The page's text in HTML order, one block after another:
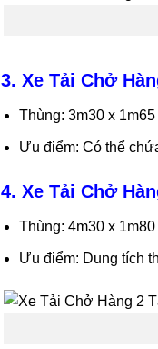
3. Xe Tải Chở
Thùng: 3m30 x
Ưu điểm: Có thể
4. Xe Tải Chở
Thùng: 4m30 x
Ưu điểm: Dung tích